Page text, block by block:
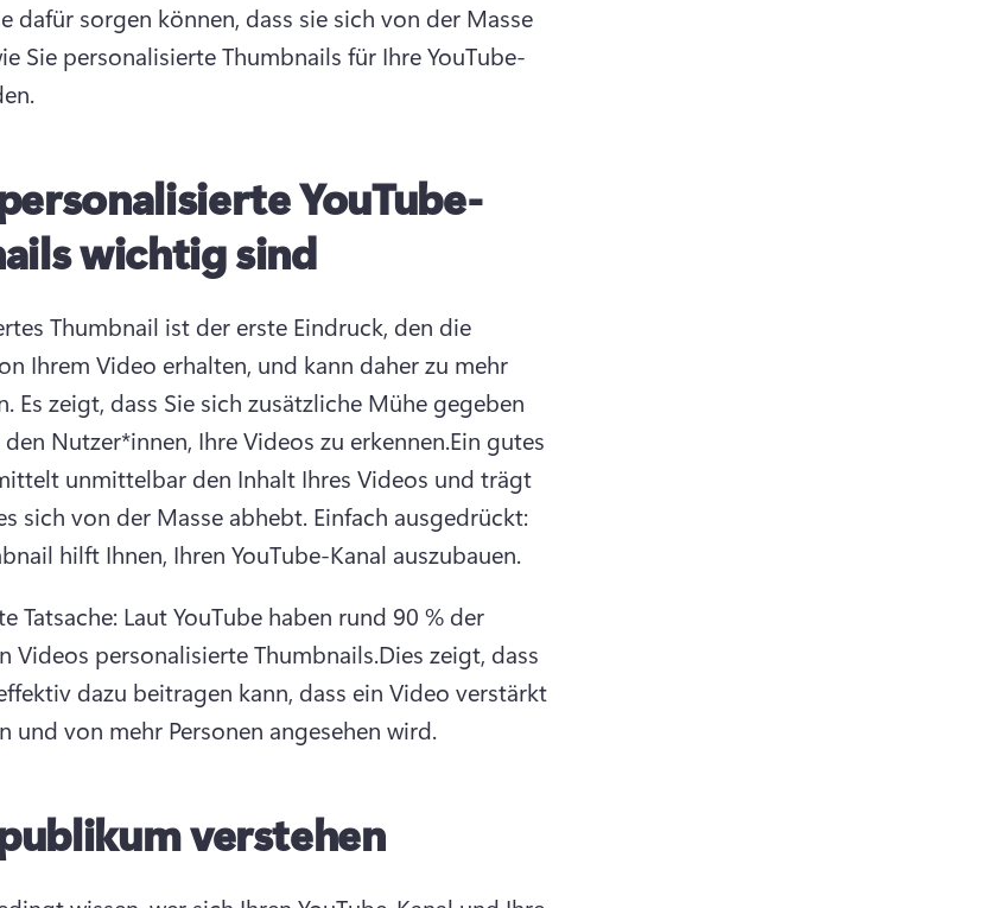
dafür sorgen können, dass sie sich von der Masse
Sie personalisierte Thumbnails für Ihre YouTube-
YouTube-
wichtig sind
Thumbnail ist der erste Eindruck, den die
Ihrem Video erhalten, und kann daher zu mehr
Es zeigt, dass Sie sich zusätzliche Mühe gegeben
Nutzer*innen, Ihre Videos zu erkennen.Ein gutes
unmittelbar den Inhalt Ihres Videos und trägt
sich von der Masse abhebt. Einfach ausgedrückt:
hilft Ihnen, Ihren YouTube-Kanal auszubauen.
Tatsache: Laut YouTube haben rund 90 % der
Videos personalisierte Thumbnails.Dies zeigt, dass
dazu beitragen kann, dass ein Video verstärkt
und von mehr Personen angesehen wird.
verstehen